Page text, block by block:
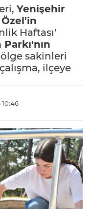
Yenişehir
Haftası'
sakinleri
ilçeye